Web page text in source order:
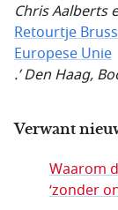
Chris Aalberts
Retourtje
Europese Unie
.’ Den Haag,
Verwant
Waarom
‘zonder